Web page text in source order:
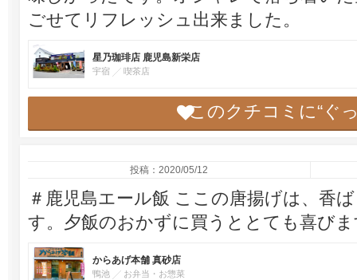
ごせてリフレッシュ出来ました。
星乃珈琲店 鹿児島新栄店
宇宿 喫茶店
このクチコミに“ぐ
投稿：2020/05/12
＃鹿児島エール飯 ここの唐揚げは、香
す。夕飯のおかずに買うととても喜び
からあげ本舗 真砂店
鴨池 お弁当・お惣菜